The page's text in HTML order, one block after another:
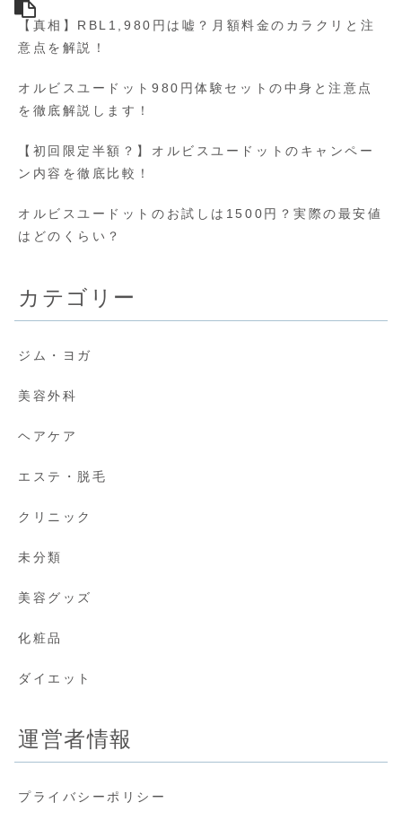
【真相】RBL1,980円は嘘？月額料金のカラクリと注
意点を解説！
オルビスユードット980円体験セットの中身と注意点
を徹底解説します！
【初回限定半額？】オルビスユードットのキャンペー
ン内容を徹底比較！
オルビスユードットのお試しは1500円？実際の最安値
はどのくらい？
カテゴリー
ジム・ヨガ
美容外科
ヘアケア
エステ・脱毛
クリニック
未分類
美容グッズ
化粧品
ダイエット
運営者情報
プライバシーポリシー